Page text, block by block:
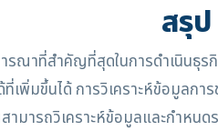
สรุป
รณาที่สำคัญที่สุดในการดำเนินธุ
พิ่มขึ้นได้ การวิเคราะห์ข้อมูลก
มารถวิเคราะห์ข้อมูลและกำหนด